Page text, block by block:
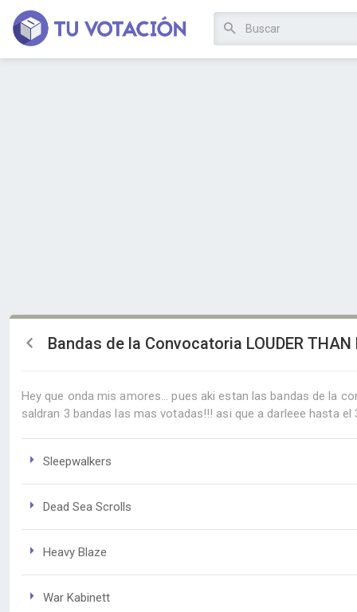
Bandas de la Convocatoria LOUDER THAN
Hey que onda mis amores... pues aki estan las bandas de la
saldran 3 bandas las mas votadas!!! asi que a darleee hasta el
Sleepwalkers
Dead Sea Scrolls
Heavy Blaze
War Kabinett